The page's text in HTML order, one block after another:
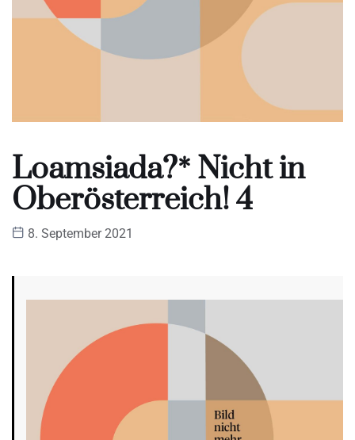
Loamsiada?* Nicht in
Oberösterreich! 4
8. September 2021